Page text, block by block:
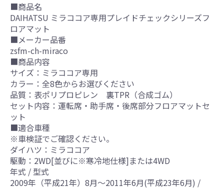
■商品名
DAIHATSU ミラココア専用プレイドチェックシリーズフ
ロアマット
■メーカー品番
zsfm-ch-miraco
■商品内容
サイズ：ミラココア専用
カラー：全8色からお選びください
品質：表ポリプロピレン 裏TPR（合成ゴム）
セット内容：運転席・助手席・後席部分フロアマットセ
ット
■適合車種
※車検証でご確認ください。
ダイハツ：ミラココア
駆動：2WD[並びに※寒冷地仕様]または4WD
年式 / 型式
2009年（平成21年）8月～2011年6月(平成23年6月) /